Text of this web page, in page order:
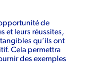
de
et leurs réussites,
qu’ils ont
Cela permettra
des exemples